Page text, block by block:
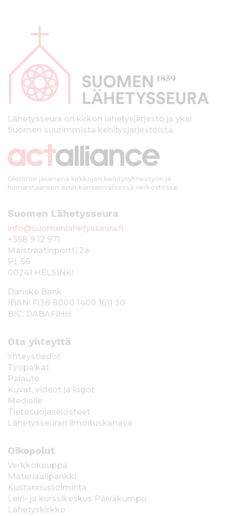
p
kLähetysseura on kirkon lähetysjärjestö ja yksi
Suomen suurimmista kehitysjärjestöistä.
Olemme jäsenenä kirkkojen kehitysyhteistyön ja
humanitaarisen avun kansainvälisessä verkostossa.
Suomen Lähetysseura
info@suomenlahetysseura.fi
+358 9 12 971
Maistraatinportti 2a
PL 56
00241 HELSINKI
Danske Bank
IBAN: FI38 8000 1400 1611 30
BIC: DABAFIHH
Ota yhteyttä
Yhteystiedot
Työpaikat
Palaute
Kuvat, videot ja logot
Medialle
Tietosuojaselosteet
Lähetysseuran ilmoituskanava
Oikopolut
Verkkokauppa
Materiaalipankki
Kustannustoiminta
Leiri- ja kurssikeskus Päiväkumpu
Lähetyskirkko